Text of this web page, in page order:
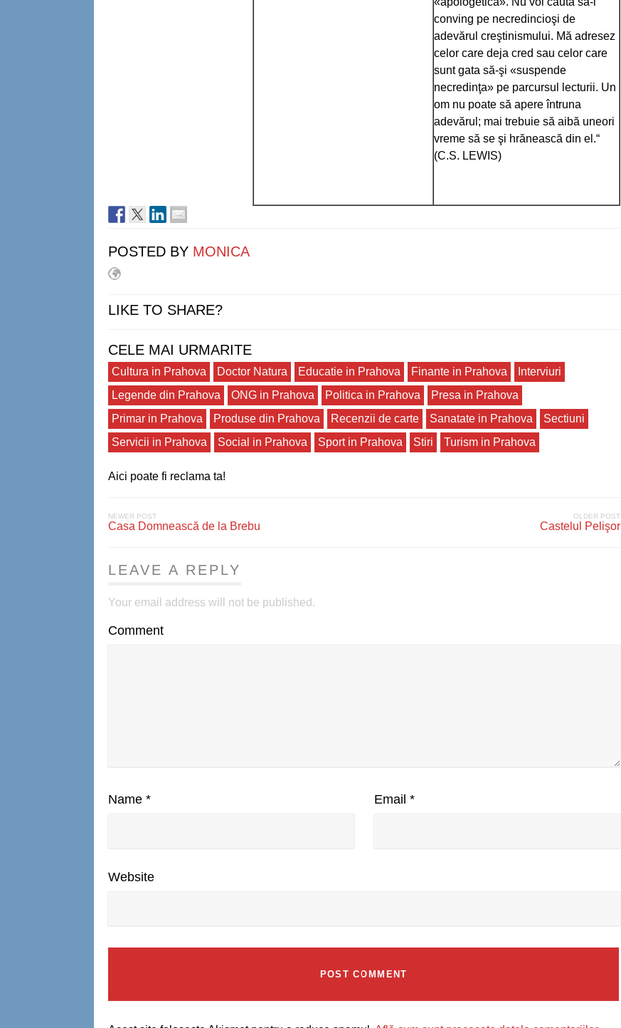
conving pe necredincioşi de
adevărul creştinismului. Mă adresez
celor care deja cred sau celor care
sunt gata să-şi «suspende
necredinţa» pe parcursul lecturii. Un
om nu poate să apere întruna
adevărul; mai trebuie să aibă uneori
vreme să se şi hrănească din el.“
(C.S. LEWIS)
POSTED BY MONICA
LIKE TO SHARE?
CELE MAI URMARITE
Cultura in Prahova Doctor Natura Educatie in Prahova Finante in Prahova
Interviuri
Legende din Prahova
ONG in Prahova Politica in Prahova
Presa in Prahova
Primar in Prahova
Produse din Prahova Recenzii de carte Sanatate in Prahova
Sectiuni
Servicii in Prahova
Social in Prahova Sport in Prahova Stiri Turism in Prahova
Aici poate fi reclama ta!
NEWER POST
Casa Domnească de la Brebu
OLDER POST
Castelul Pelişor
LEAVE A REPLY
Your email address will not be published.
Comment
Name * Email*
Website